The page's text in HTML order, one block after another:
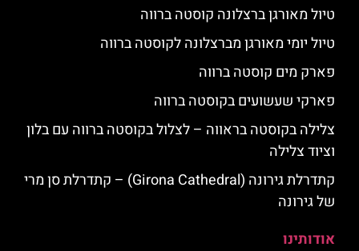
טיול מאורגן ברצלונה קוסטה ברווה
טיול יומי מאורגן מברצלונה לקוסטה ברווה
פארק מים קוסטה ברווה
פארקי שעשועים בקוסטה ברווה
צלילה בקוסטה בראווה – לצלול בקוסטה ברווה עם בלון
וציוד צלילה
קתדרלת גירונה (Girona Cathedral) – קתדרלת סן מרי
של גירונה
אודותינו